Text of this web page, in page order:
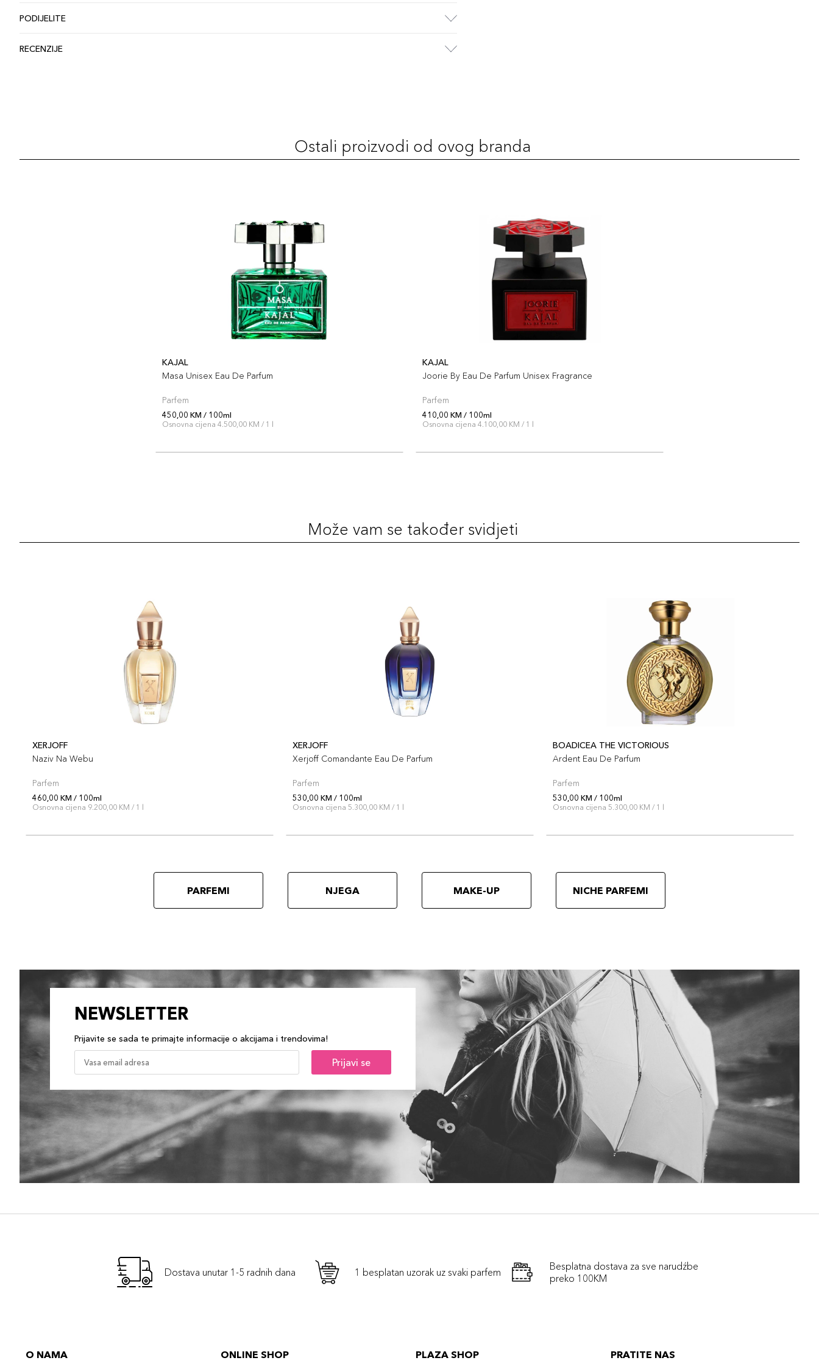
PODIJELITE
RECENZIJE
Ostali proizvodi od ovog branda
KAJAL
Masa Unisex Eau De Parfum
Parfem
450,00 KM / 100ml
Osnovna cijena 4.500,00 KM / 1 l
KAJAL
Joorie By Eau De Parfum Unisex Fragrance
Parfem
410,00 KM / 100ml
Osnovna cijena 4.100,00 KM / 1 l
Može vam se također svidjeti
XERJOFF
Naziv Na Webu
Parfem
460,00 KM / 100ml
Osnovna cijena 9.200,00 KM / 1 l
XERJOFF
Xerjoff Comandante Eau De Parfum
Parfem
530,00 KM / 100ml
Osnovna cijena 5.300,00 KM / 1 l
BOADICEA THE VICTORIOUS
Ardent Eau De Parfum
Parfem
530,00 KM / 100ml
Osnovna cijena 5.300,00 KM / 1 l
PARFEMI NJEGA MAKE-UP NICHE PARFEMI
NEWSLETTER
Prijavite se sada te primajte informacije o akcijama i trendovima!
Prijavi se
Dostava unutar 1-5 radnih dana 1 besplatan uzorak uz svaki parfem
Besplatna dostava za sve narudźbe
preko 100KM
O NAMA ONLINE SHOP PLAZA SHOP PRATITE NAS